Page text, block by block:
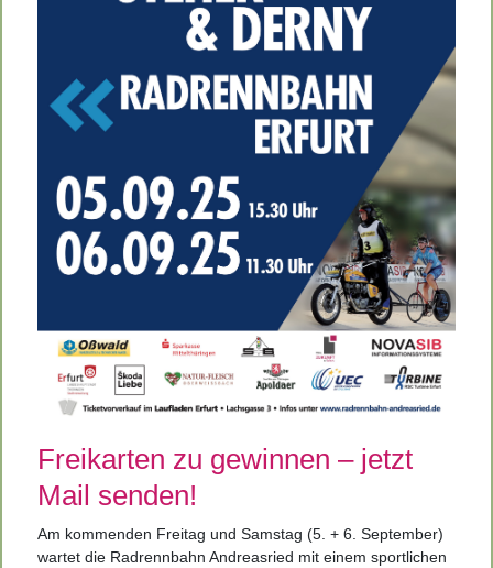
Freikarten zu gewinnen – jetzt
Mail senden!
Am kommenden Freitag und Samstag (5. + 6. September)
wartet die Radrennbahn Andreasried mit einem sportlichen